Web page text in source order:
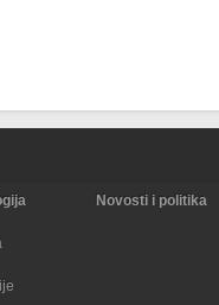
Novosti i politika